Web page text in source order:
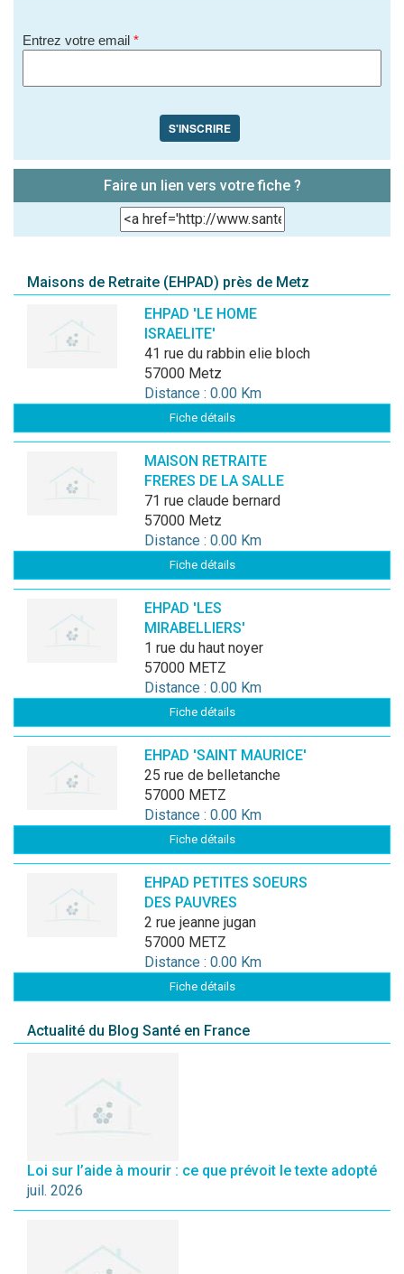
Entrez votre email *
S'INSCRIRE
Faire un lien vers votre fiche ?
Maisons de Retraite (EHPAD) près de Metz
EHPAD 'LE HOME
ISRAELITE'
41 rue du rabbin elie bloch
57000 Metz
Distance : 0.00 Km
Fiche détails
MAISON RETRAITE
FRERES DE LA SALLE
71 rue claude bernard
57000 Metz
Distance : 0.00 Km
Fiche détails
EHPAD 'LES
MIRABELLIERS'
1 rue du haut noyer
57000 METZ
Distance : 0.00 Km
Fiche détails
EHPAD 'SAINT MAURICE'
25 rue de belletanche
57000 METZ
Distance : 0.00 Km
Fiche détails
EHPAD PETITES SOEURS
DES PAUVRES
2 rue jeanne jugan
57000 METZ
Distance : 0.00 Km
Fiche détails
Actualité du Blog Santé en France
Loi sur l’aide à mourir : ce que prévoit le texte adopté
juil. 2026